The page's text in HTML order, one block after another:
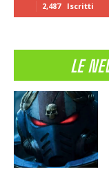
2,487 Iscritti
LE